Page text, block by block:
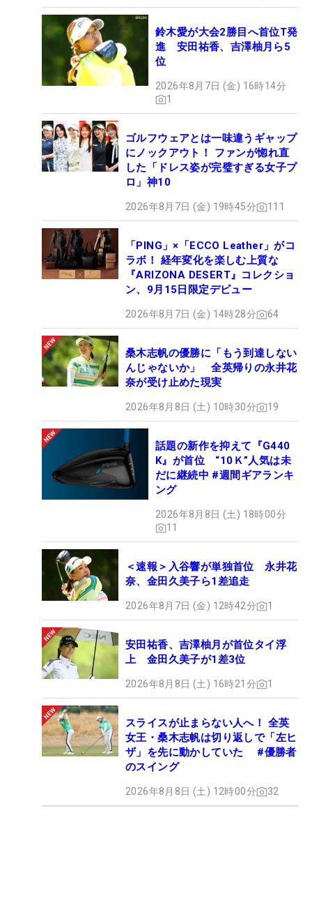
鈴木愛が大会2勝目へ首位T発
進 安田祐香、吉澤柚月ら5
位
2026年8月7日 (金) 16時14分
1
ゴルフウェアとは一味違うギャップ
にノックアウト！ ファンが惚れ直
した「ドレス姿が完璧すぎる女子プ
ロ」神10
2026年8月7日 (金) 19時45分 111
「PING」×「ECCO Leather」がコ
ラボ！ 経年変化を楽しむ上質な
『ARIZONA DESERT』コレクショ
ン、9月15日限定デビュー
2026年8月7日 (金) 14時28分 64
桑木志帆の優勝に「もう到達しない
んじゃないか」 全英帰りの永井花
奈が受け止めた現実
2026年8月8日 (土) 10時30分 19
話題の新作を抑えて『G440
K』が首位 “10Ｋ”人気は未
だに継続中 #週間ギアランキ
ング
2026年8月8日 (土) 18時00分
11
＜速報＞入谷響が単独首位 永井花
奈、金田久美子ら1差追走
2026年8月7日 (金) 12時42分 1
安田祐香、吉澤柚月が首位タイ浮
上 金田久美子が1差3位
2026年8月8日 (土) 16時21分 1
スライスが止まらない人へ！ 全英
女王・桑木志帆は切り返しで「左ヒ
ザ」を先に動かしていた #優勝者
のスイング
2026年8月8日 (土) 12時00分 32